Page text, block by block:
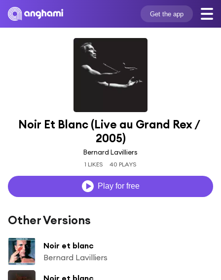
Get the app
Noir Et Blanc (Live au Grand Rex /
2005)
Bernard Lavilliers
1 LIKES 40 PLAYS
Play for free
Other Versions
Noir et blanc
Bernard Lavilliers
Noir et blanc